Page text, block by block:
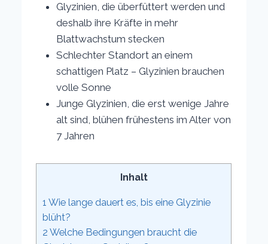
Glyzinien, die überfüttert werden und
deshalb ihre Kräfte in mehr
Blattwachstum stecken
Schlechter Standort an einem
schattigen Platz – Glyzinien brauchen
volle Sonne
Junge Glyzinien, die erst wenige Jahre
alt sind, blühen frühestens im Alter von
7 Jahren
Inhalt
1 Wie lange dauert es, bis eine Glyzinie
blüht?
2 Welche Bedingungen braucht die